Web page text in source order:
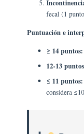
fecal (1
Puntuación e
≥ 14 puntos:
12-13
≤ 11 puntos:
considera